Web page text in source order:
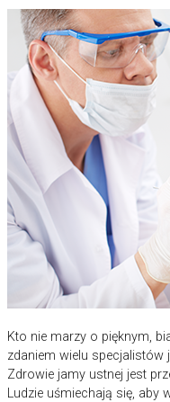
Kto nie marzy o pięknym,
zdaniem wielu specjalistów
Zdrowie jamy ustnej jest
Ludzie uśmiechają się, aby